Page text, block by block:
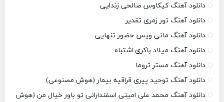
دانلود آهنگ کیکاوس صالحی زندایی
دانلود آهنگ تور زمری تقدیر
دانلود آهنگ مانی ویس حضور تنهایی
دانلود آهنگ میلاد باکری اشتباه
دانلود آهنگ مستر تروما
دانلود آهنگ توحید پیری قراقیه بیمار (هوش مصنوعی)
دانلود آهنگ محمد علی امینی اسفندارانی تو باور خیال من (هوش